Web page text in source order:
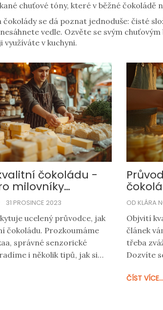
chuťové tóny, které v běžné čokoládě
čokolády se dá poznat jednoduše: čisté
vedle. Ozvěte se svým
využíváte v kuchyni.
čokoládu -
milovníky
31 PROSINCE 2023
ucelený průvodce, jak
čokoládu. Prozkoumáme
správné senzorické
i několik tipů, jak si
jednotlivými typy a
na
OD KLÁRA
Objvití
článek
třeba
Dozvíte
formují.
ČÍST VÍCE...